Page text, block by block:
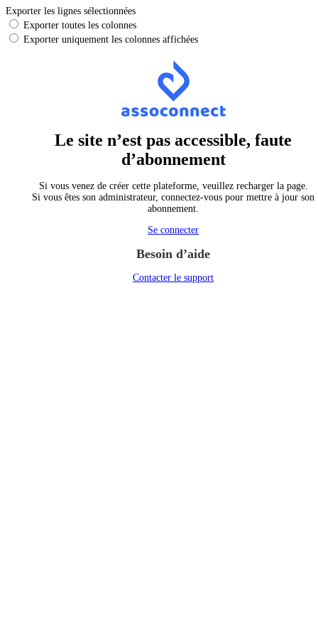
Exporter les lignes sélectionnées
Exporter toutes les colonnes
Exporter uniquement les colonnes affichées
Le site n’est pas accessible, faute
d’abonnement
Si vous venez de créer cette plateforme, veuillez recharger la page.
Si vous êtes son administrateur, connectez-vous pour mettre à jour son
abonnement.
Se connecter
Besoin d’aide
Contacter le support